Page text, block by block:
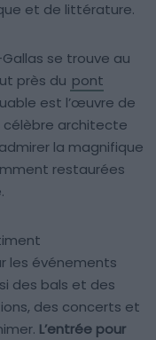
et de littérature.
se trouve au
près du pont
est l’œuvre de
célèbre architecte
la magnifique
restaurées
les événements
des bals et des
des concerts et
L’entrée pour